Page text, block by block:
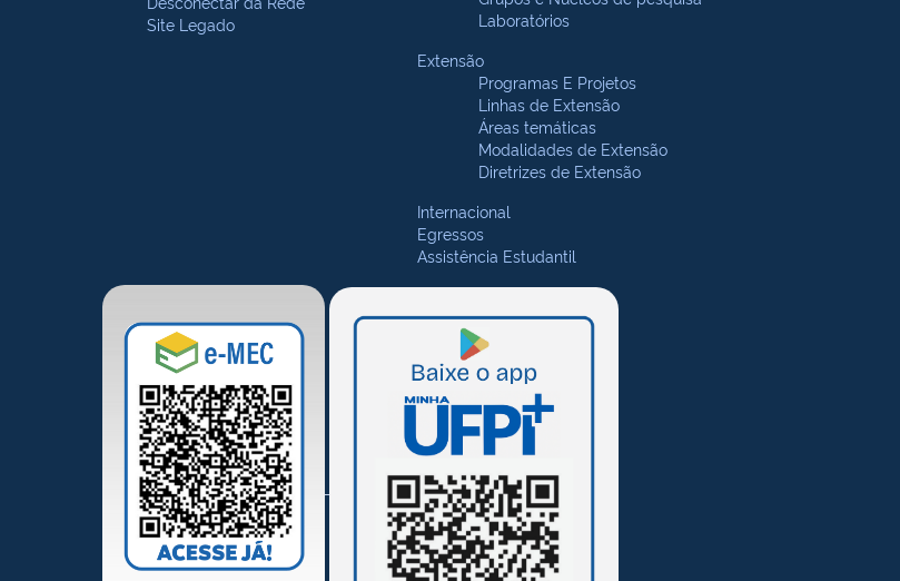
Site Legado
Laboratórios
Extensão
Programas E Projetos
Linhas de Extensão
Áreas temáticas
Modalidades de Extensão
Diretrizes de Extensão
Internacional
Egressos
Assistência Estudantil